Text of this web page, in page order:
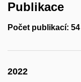
Publikace
Počet publikací: 54
2022